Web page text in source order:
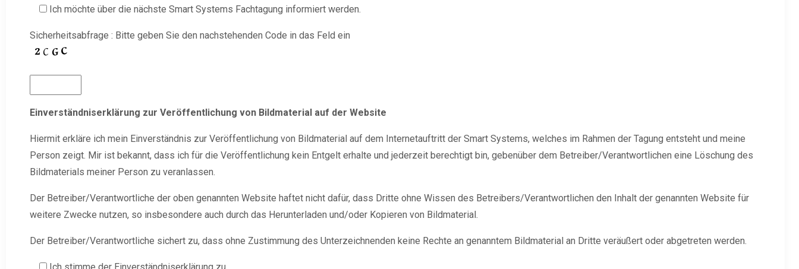
Ich möchte über die nächste Smart Systems Fachtagung informiert werden.
Sicherheitsabfrage : Bitte geben Sie den nachstehenden Code in das Feld ein
Einverständniserklärung zur Veröffentlichung von Bildmaterial auf der Website
Hiermit erkläre ich mein Einverständnis zur Veröffentlichung von Bildmaterial auf dem Internetauftritt der Smart Systems, welches im Rahmen der Tagung entsteht und meine
Person zeigt. Mir ist bekannt, dass ich für die Veröffentlichung kein Entgelt erhalte und jederzeit berechtigt bin, gebenüber dem Betreiber/Verantwortlichen eine Löschung des
Bildmaterials meiner Person zu veranlassen.
Der Betreiber/Verantwortliche der oben genannten Website haftet nicht dafür, dass Dritte ohne Wissen des Betreibers/Verantwortlichen den Inhalt der genannten Website für
weitere Zwecke nutzen, so insbesondere auch durch das Herunterladen und/oder Kopieren von Bildmaterial.
Der Betreiber/Verantwortliche sichert zu, dass ohne Zustimmung des Unterzeichnenden keine Rechte an genanntem Bildmaterial an Dritte veräußert oder abgetreten werden.